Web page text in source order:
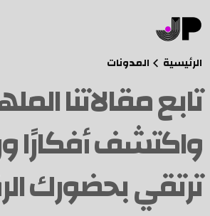
الرئيسية المدونات
تابع مقالاتنا
واكتشف أفكارًا
ترتقي بحضورك